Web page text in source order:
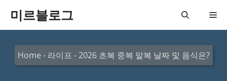
미르블로그 메
Home - 라이프 -2026 초복 중복 말복 날짜 및 음식은?